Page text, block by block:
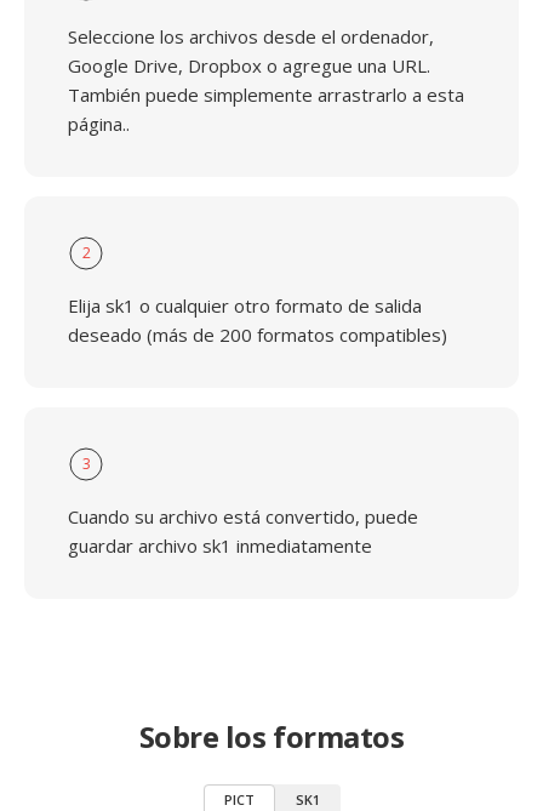
Seleccione los archivos desde el ordenador,
Google Drive, Dropbox o agregue una URL.
También puede simplemente arrastrarlo a esta
página..
2
Elija sk1 o cualquier otro formato de salida
deseado (más de 200 formatos compatibles)
3
Cuando su archivo está convertido, puede
guardar archivo sk1 inmediatamente
Sobre los formatos
PICT SK1